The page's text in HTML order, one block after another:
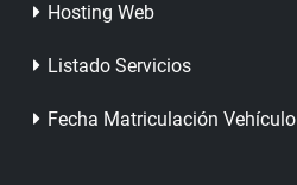
Hosting Web
Listado Servicios
Fecha Matriculación Vehículo